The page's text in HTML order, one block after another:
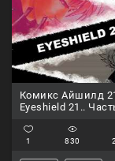
Комикс Айшилд
Eyeshield 21..
1 830